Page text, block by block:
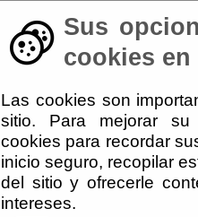
Sus
cookies
Las cookies son
sitio. Para mejorar su
cookies para recordar
inicio seguro, recopilar
del sitio y ofrecerle
intereses.
El Ayuntamiento